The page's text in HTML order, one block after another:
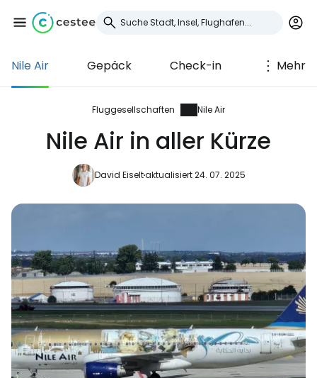
Nile Air Gepäck Check-in Mehr
Fluggesellschaften Nile Air
Nile Air in aller Kürze
David Eiseltaktualisiert 24. 07. 2025
Anmeldung bei
Cestee
... die weltweite Reise-Community
Weiter mit Facebook
Weiter mit E-Mail